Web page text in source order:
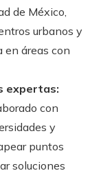
de México,
urbanos y
en áreas con
expertas:
con
y
puntos
soluciones